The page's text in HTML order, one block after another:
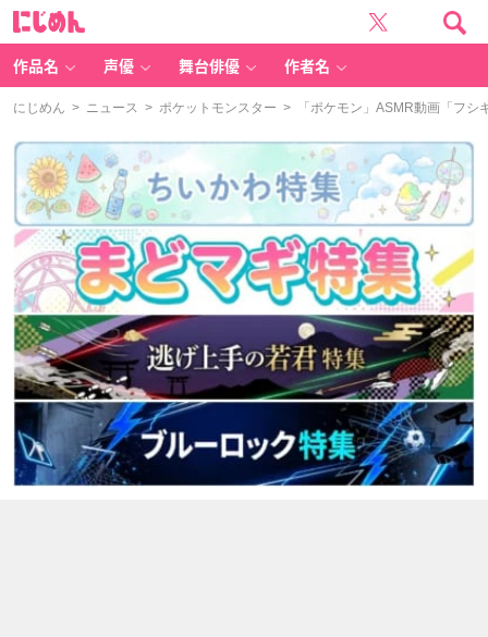
作品名 声優 舞台俳優 作者名
にじめん > ニュース > ポケットモンスター > 「ポケモン」ASMR動画「フシ